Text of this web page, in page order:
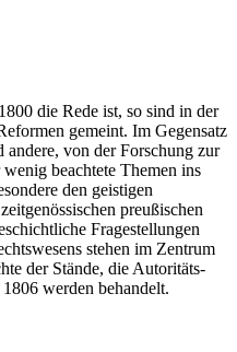
die Rede ist, so sind in der
gemeint. Im Gegensatz
andere, von der Forschung zur
beachtete Themen ins
den geistigen
preußischen
Fragestellungen
stehen im Zentrum
der Stände, die Autoritäts-
werden behandelt.